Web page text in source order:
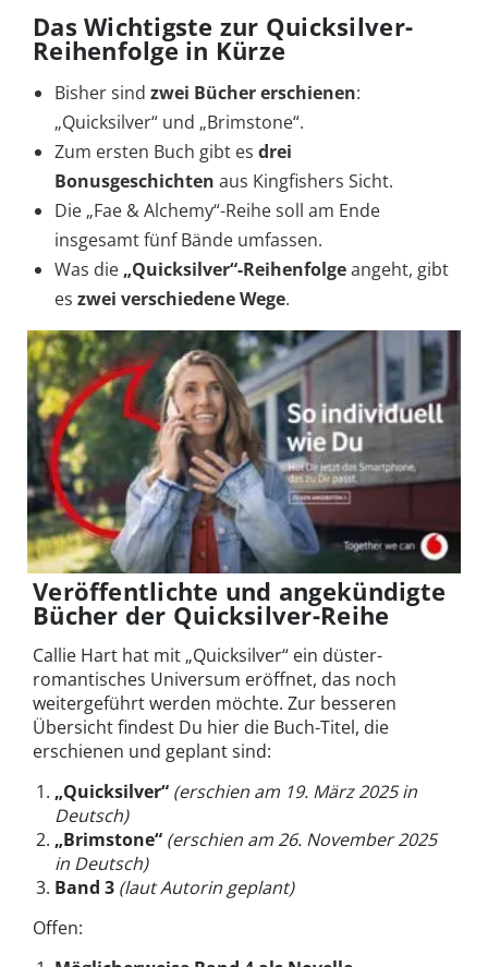
Das Wichtigste zur Quicksilver-
Reihenfolge in Kürze
Bisher sind zwei Bücher erschienen:
„Quicksilver“ und „Brimstone“.
Zum ersten Buch gibt es drei
Bonusgeschichten aus Kingfishers Sicht.
Die „Fae & Alchemy“-Reihe soll am Ende
insgesamt fünf Bände umfassen.
Was die „Quicksilver“-Reihenfolgeangeht, gibt
es zwei verschiedene Wege.
Veröffentlichte und angekündigte
Bücher der Quicksilver-Reihe
Callie Hart hat mit „Quicksilver“ ein düster-
romantisches Universum eröffnet, das noch
weitergeführt werden möchte. Zur besseren
Übersicht findest Du hier die Buch-Titel, die
erschienen und geplant sind:
„Quicksilver“ (erschien am 19. März 2025 in
Deutsch)
„Brimstone“ (erschien am 26. November 2025
in Deutsch)
Band 3 (laut Autorin geplant)
Offen: